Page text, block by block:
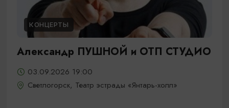
КОНЦЕРТЫ
Александр ПУШНОЙ и ОТП СТУДИО
03.09.2026 19:00
Светлогорск, Театр эстрады «Янтарь-холл»